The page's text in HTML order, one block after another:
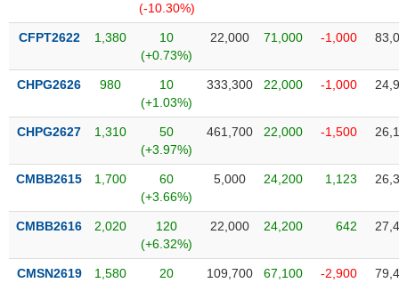
(-10.30%)
CFPT2622 1,380
10
(+0.73%)
22,000 71,000 -1,000
CHPG2626 980
10
(+1.03%)
333,300 22,000 -1,000
CHPG2627 1,310
50
(+3.97%)
461,700 22,000 -1,500
CMBB2615 1,700
60
(+3.66%)
5,000 24,200 1,123
CMBB2616 2,020
120
(+6.32%)
22,000 24,200 642
CMSN2619 1,580
20
109,700 67,100 -2,900
TIN
VỤ
THÔNG